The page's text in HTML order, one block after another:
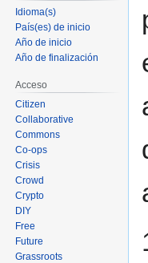
Idioma(s)
País(es) de inicio
Año de inicio
Año de finalización
Acceso
Citizen
Collaborative
Commons
Co-ops
Crisis
Crowd
Crypto
DIY
Free
Future
Grassroots